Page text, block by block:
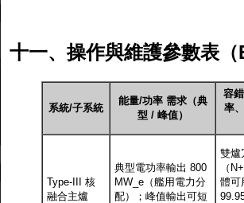
十一、操作與維護參數表
系統/子系統
能量/功率 需求（典
型 / 峰值）
容
率
Type-III 核
融合主爐
典型電功率輸出 800
MW_e（艦用電力分
配）；峰值輸出可短
雙爐
（
體可